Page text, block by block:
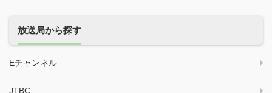
放送局から探す
Eチャンネル
JTBC